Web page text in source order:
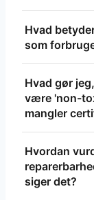
mærkaten og
officielle
eller søg
udstederen.
Hvad
som
krav til både
kemikalier
handler om
skove - se
for at vide
Hvad gør
være 'non-
mangler
test, liste
Mangler
med klar
Hvordan
siger det?